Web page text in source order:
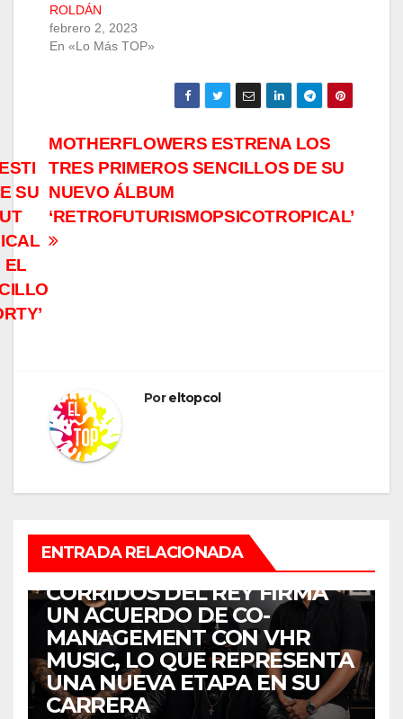
ROLDÁN
febrero 2, 2023
En «Lo Más TOP»
Navegación
de
entradas
MOTHERFLOWERS ESTRENA LOS
TRES PRIMEROS SENCILLOS DE SU
NUEVO ÁLBUM
‘RETROFUTURISMOPSICOTROPICAL’
SU
EL
Poreltopcol
ENTRADA RELACIONADA
CORRIDOS DEL REY FIRMA
UN ACUERDO DE CO-
MANAGEMENT CON VHR
MUSIC, LO QUE REPRESENTA
UNA NUEVA ETAPA EN SU
CARRERA